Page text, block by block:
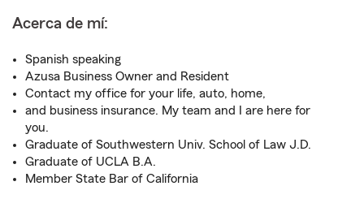
Acerca de mí:
Spanish speaking
Azusa Business Owner and Resident
Contact my office for your life, auto, home,
and business insurance. My team and I are here for
you.
Graduate of Southwestern Univ. School of Law J.D.
Graduate of UCLA B.A.
Member State Bar of California